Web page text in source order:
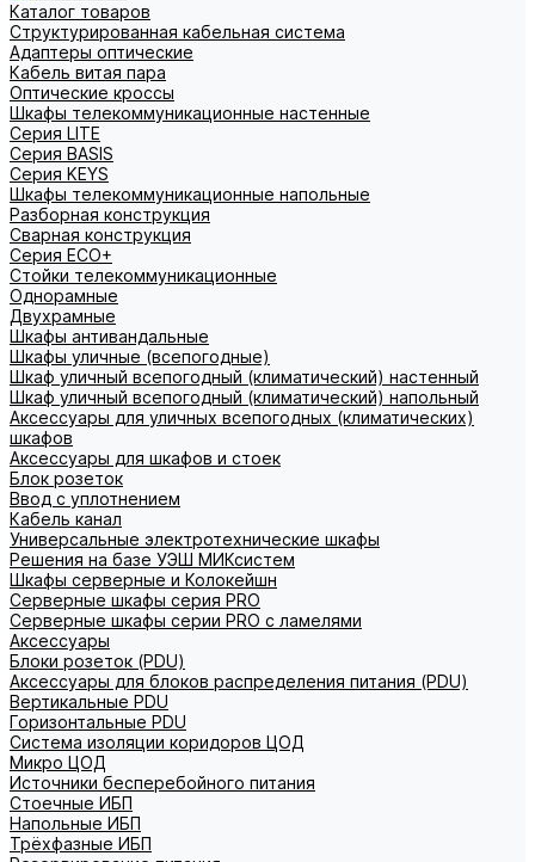
Каталог товаров
Структурированная кабельная система
Адаптеры оптические
Кабель витая пара
Оптические кроссы
Шкафы телекоммуникационные настенные
Cерия LITE
Cерия BASIS
Cерия KEYS
Шкафы телекоммуникационные напольные
Разборная конструкция
Сварная конструкция
Серия ECO+
Стойки телекоммуникационные
Однорамные
Двухрамные
Шкафы антивандальные
Шкафы уличные (всепогодные)
Шкаф уличный всепогодный (климатический) настенный
Шкаф уличный всепогодный (климатический) напольный
Аксессуары для уличных всепогодных (климатических)
шкафов
Аксессуары для шкафов и стоек
Блок розеток
Ввод с уплотнением
Кабель канал
Универсальные электротехнические шкафы
Решения на базе УЭШ МИКсистем
Шкафы серверные и Колокейшн
Серверные шкафы серия PRO
Серверные шкафы серии PRO с ламелями
Аксессуары
Блоки розеток (PDU)
Аксессуары для блоков распределения питания (PDU)
Вертикальные PDU
Горизонтальные PDU
Система изоляции коридоров ЦОД
Микро ЦОД
Источники бесперебойного питания
Стоечные ИБП
Напольные ИБП
Трёхфазные ИБП